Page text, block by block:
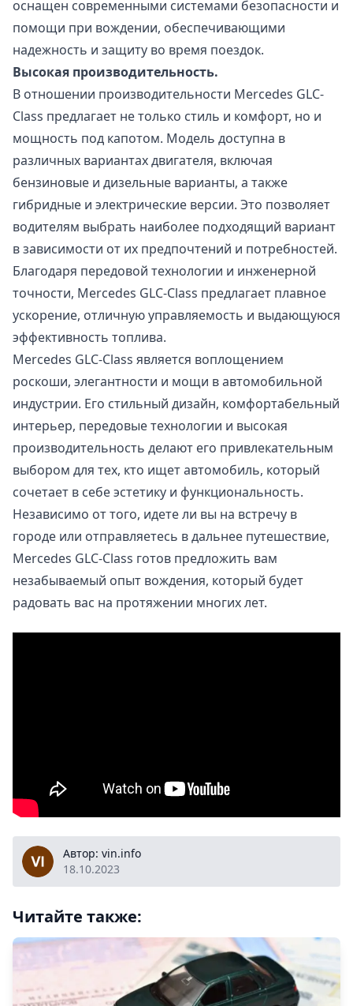
оснащен современными системами безопасности и
помощи при вождении, обеспечивающими
надежность и защиту во время поездок.
Высокая производительность.
В отношении производительности Mercedes GLC-
Class предлагает не только стиль и комфорт, но и
мощность под капотом. Модель доступна в
различных вариантах двигателя, включая
бензиновые и дизельные варианты, а также
гибридные и электрические версии. Это позволяет
водителям выбрать наиболее подходящий вариант
в зависимости от их предпочтений и потребностей.
Благодаря передовой технологии и инженерной
точности, Mercedes GLC-Class предлагает плавное
ускорение, отличную управляемость и выдающуюся
эффективность топлива.
Mercedes GLC-Class является воплощением
роскоши, элегантности и мощи в автомобильной
индустрии. Его стильный дизайн, комфортабельный
интерьер, передовые технологии и высокая
производительность делают его привлекательным
выбором для тех, кто ищет автомобиль, который
сочетает в себе эстетику и функциональность.
Независимо от того, идете ли вы на встречу в
городе или отправляетесь в дальнее путешествие,
Mercedes GLC-Class готов предложить вам
незабываемый опыт вождения, который будет
радовать вас на протяжении многих лет.
vin.infoАвтор: vin.info
18.10.2023
Читайте также: